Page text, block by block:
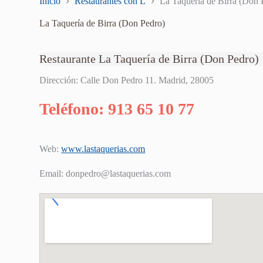
La Taquería de Birra (Don Pedro)
Restaurante La Taquería de Birra (Don Pedro)
Dirección: Calle Don Pedro 11. Madrid, 28005
Teléfono: 913 65 10 77
Web:www.lastaquerias.com
Email:donpedro@lastaquerias.com